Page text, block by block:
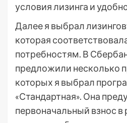
условия лизинга и
Далее я выбрал
которая
потребностям. В
предложили несколько
которых я выбрал
«Стандартная». Она
первоначальный взнос в